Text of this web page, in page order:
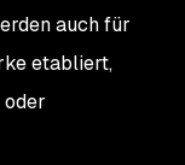
auch für
etabliert,